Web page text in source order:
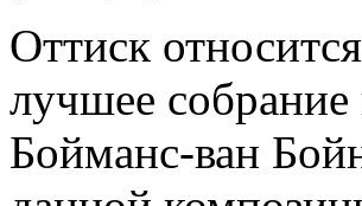
Оттиск
лучшее
Бойманс-ван